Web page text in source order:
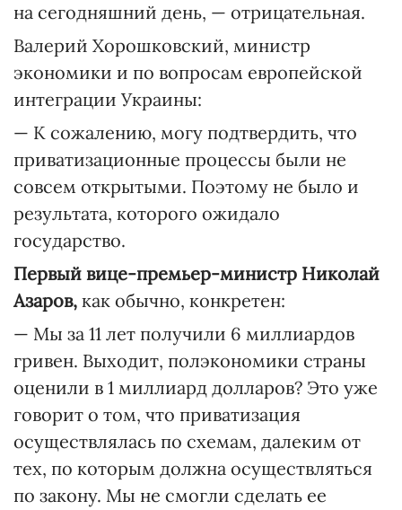
на сегодняшний день, — отрицательная.
Валерий Хорошковский, министр
экономики и по вопросам европейской
интеграции Украины:
— К сожалению, могу подтвердить, что
приватизационные процессы были не
совсем открытыми. Поэтому не было и
результата, которого ожидало
государство.
Первый вице-премьер-министр Николай
Азаров, как обычно, конкретен:
— Мы за 11 лет получили 6 миллиардов
гривен. Выходит, полэкономики страны
оценили в 1 миллиард долларов? Это уже
говорит о том, что приватизация
осуществлялась по схемам, далеким от
тех, по которым должна осуществляться
по закону. Мы не смогли сделать ее